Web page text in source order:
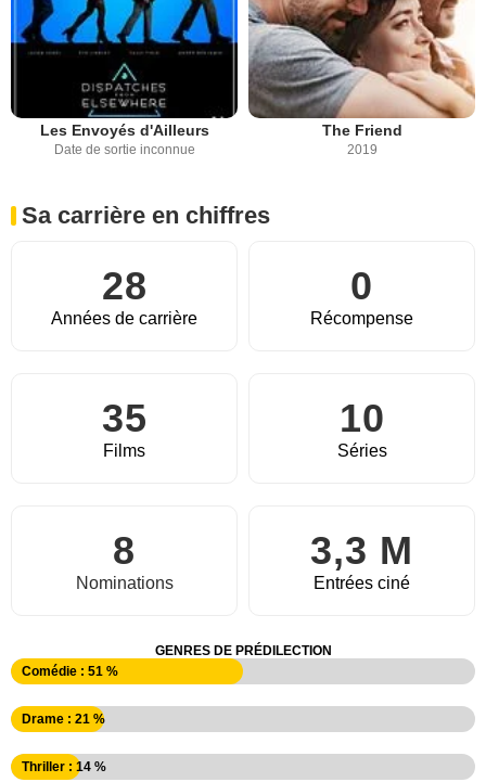
Les Envoyés d'Ailleurs
Date de sortie inconnue
The Friend
2019
Sa carrière en chiffres
28
Années de carrière
0
Récompense
35
Films
10
Séries
8
Nominations
3,3 M
Entrées ciné
GENRES DE PRÉDILECTION
Comédie : 51 %
Drame : 21 %
Thriller : 14 %